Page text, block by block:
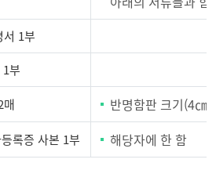
서 1부
부
매 반명함판 크기(4
록증 사본 1부 해당자에 한 함